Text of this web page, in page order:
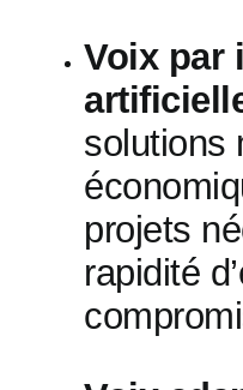
Voix par
solutions
projets
rapidité